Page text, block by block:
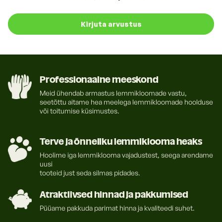
Benzoate, Hexyl Cinnamal, Citral, Linalool, Limonene
Kirjuta arvustus
Terve ja õnneliku lemmiklooma heaks
Hoolime iga lemmiklooma vajadustest, seega arendame
uusi
tooteid just seda silmas pidades.
Atraktiivsed hinnad ja pakkumised
Püüame pakkuda parimat hinna ja kvaliteedi suhet.
Professionaalne meeskond
Meid ühendab armastus lemmikloomade vastu,
seetõttu aitame hea meelega lemmikloomade hoolduse
või toitumise küsimustes.